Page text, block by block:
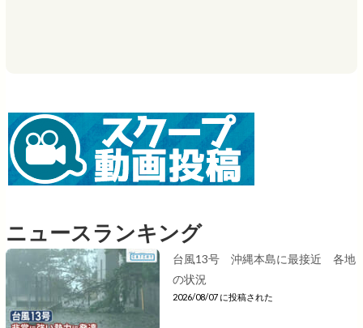
ニュースランキング
台風13号 沖縄本島に最接近 各地
の状況
2026/08/07 に投稿された